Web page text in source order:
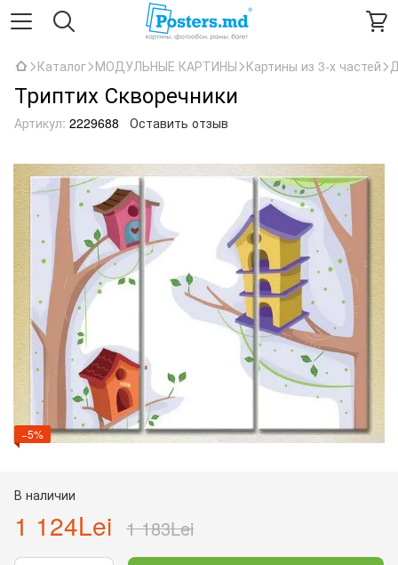
Каталог МОДУЛЬНЫЕ КАРТИНЫ Картины из 3-х частей
Триптих Скворечники
Артикул: 2229688 Оставить отзыв
−5%
В наличии
1 124Lei 1 183Lei